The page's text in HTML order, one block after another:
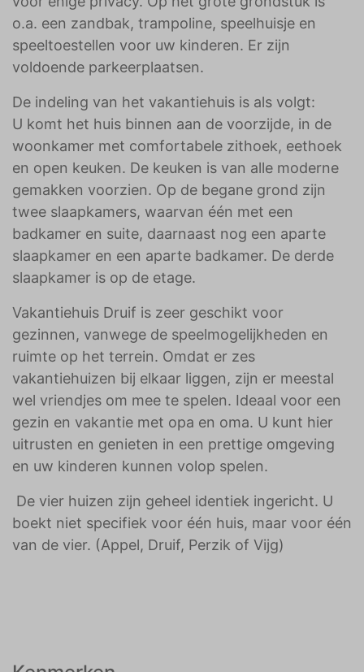
o.a. een zandbak, trampoline, speelhuisje en
speeltoestellen voor uw kinderen. Er zijn
voldoende parkeerplaatsen.
De indeling van het vakantiehuis is als volgt:
U komt het huis binnen aan de voorzijde, in de
woonkamer met comfortabele zithoek, eethoek
en open keuken. De keuken is van alle moderne
gemakken voorzien. Op de begane grond zijn
twee slaapkamers, waarvan één met een
badkamer en suite, daarnaast nog een aparte
slaapkamer en een aparte badkamer. De derde
slaapkamer is op de etage.
Vakantiehuis Druif is zeer geschikt voor
gezinnen, vanwege de speelmogelijkheden en
ruimte op het terrein. Omdat er zes
vakantiehuizen bij elkaar liggen, zijn er meestal
wel vriendjes om mee te spelen. Ideaal voor een
gezin en vakantie met opa en oma. U kunt hier
uitrusten en genieten in een prettige omgeving
en uw kinderen kunnen volop spelen.
De vier huizen zijn geheel identiek ingericht. U
boekt niet specifiek voor één huis, maar voor één
van de vier. (Appel, Druif, Perzik of Vijg)